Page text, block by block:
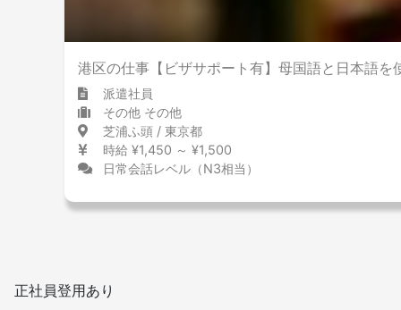
港区の仕事【ビザサポート有】母国語と日本語
派遣社員
その他 その他
芝浦ふ頭 / 東京都
時給 ¥1,450 ～ ¥1,500
日常会話レベル（N3相当）
正社員登用あり